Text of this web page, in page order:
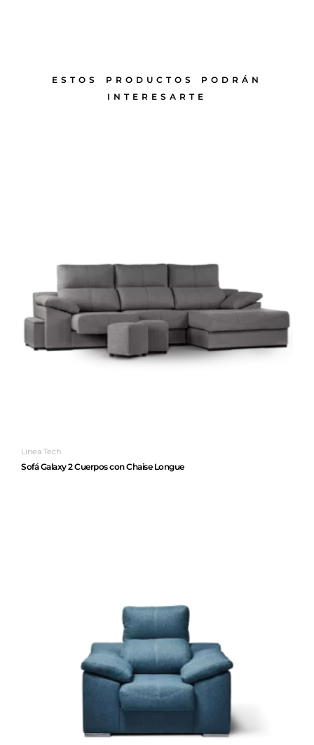
ESTOS PRODUCTOS PODRÁN
INTERESARTE
Línea Tech
Sofá Galaxy 2 Cuerpos con Chaise Longue